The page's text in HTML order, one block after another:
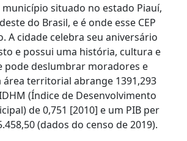
município situado no estado Piauí,
do Brasil, e é onde esse CEP
A cidade celebra seu aniversário
e possui uma história, cultura e
pode deslumbrar moradores e
área territorial abrange 1391,293
(Índice de Desenvolvimento
de 0,751 [2010] e um PIB per
(dados do censo de 2019).